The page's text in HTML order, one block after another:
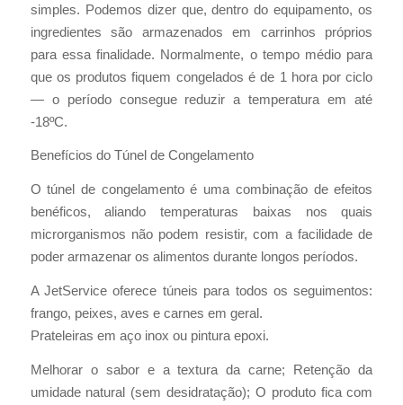
simples. Podemos dizer que, dentro do equipamento, os
ingredientes são armazenados em carrinhos próprios
para essa finalidade. Normalmente, o tempo médio para
que os produtos fiquem congelados é de 1 hora por ciclo
— o período consegue reduzir a temperatura em até
-18ºC.
Benefícios do Túnel de Congelamento
O túnel de congelamento é uma combinação de efeitos
benéficos, aliando temperaturas baixas nos quais
microrganismos não podem resistir, com a facilidade de
poder armazenar os alimentos durante longos períodos.
A JetService oferece túneis para todos os seguimentos:
frango, peixes, aves e carnes em geral.
Prateleiras em aço inox ou pintura epoxi.
Melhorar o sabor e a textura da carne; Retenção da
umidade natural (sem desidratação); O produto fica com